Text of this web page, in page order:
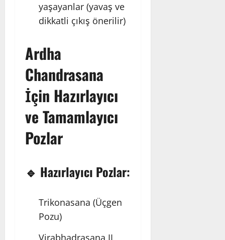
yaşayanlar (yavaş ve
dikkatli çıkış önerilir)
Ardha
Chandrasana
İçin Hazırlayıcı
ve Tamamlayıcı
Pozlar
🔹 Hazırlayıcı Pozlar:
Trikonasana (Üçgen
Pozu)
Virabhadrasana II